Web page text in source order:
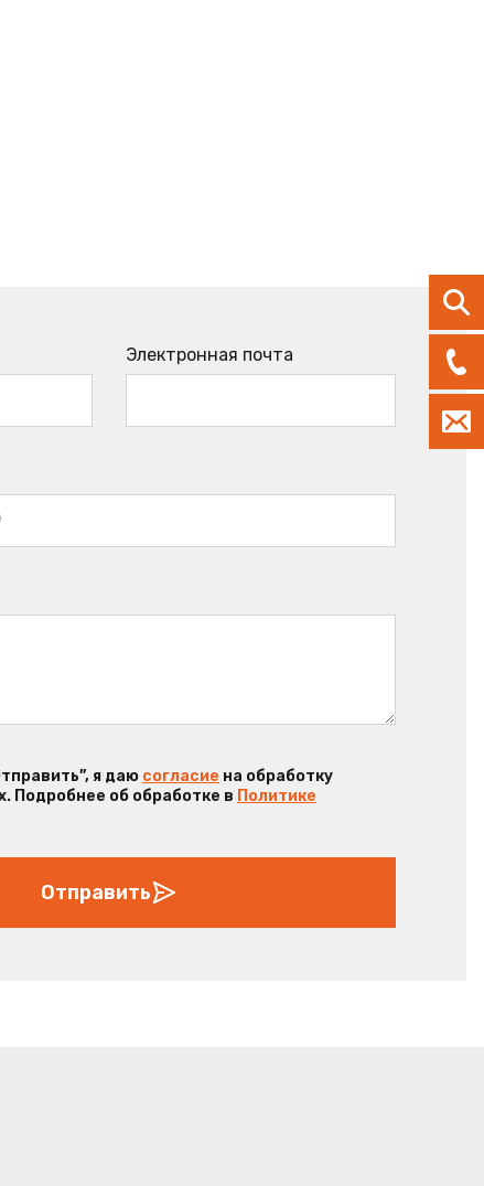
Электронная почта
я даю согласие на обработку
Подробнее об обработке в Политике
Отправить